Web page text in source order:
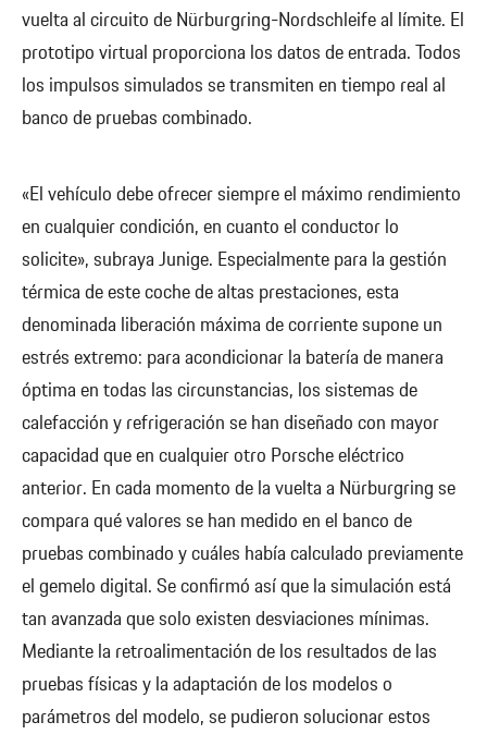
vuelta al circuito de Nürburgring-Nordschleife al límite. El
prototipo virtual proporciona los datos de entrada. Todos
los impulsos simulados se transmiten en tiempo real al
banco de pruebas combinado.
«El vehículo debe ofrecer siempre el máximo rendimiento
en cualquier condición, en cuanto el conductor lo
solicite», subraya Junige. Especialmente para la gestión
térmica de este coche de altas prestaciones, esta
denominada liberación máxima de corriente supone un
estrés extremo: para acondicionar la batería de manera
óptima en todas las circunstancias, los sistemas de
calefacción y refrigeración se han diseñado con mayor
capacidad que en cualquier otro Porsche eléctrico
anterior. En cada momento de la vuelta a Nürburgring se
compara qué valores se han medido en el banco de
pruebas combinado y cuáles había calculado previamente
el gemelo digital. Se confirmó así que la simulación está
tan avanzada que solo existen desviaciones mínimas.
Mediante la retroalimentación de los resultados de las
pruebas físicas y la adaptación de los modelos o
parámetros del modelo, se pudieron solucionar estos